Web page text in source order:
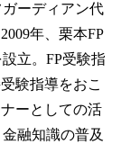
ーディアン代
年、栗本FP
立。FP受験指
験指導をおこ
ーとしての活
融知識の普及